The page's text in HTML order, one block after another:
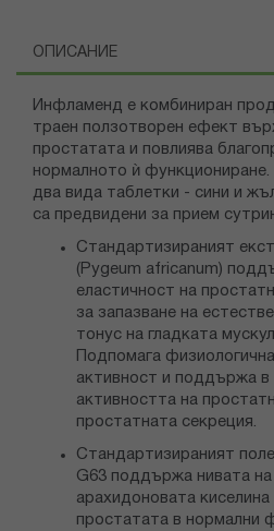
ОПИСАНИЕ
Инфламенд е комбиниран
траен ползотворен ефект
простатата и повлиява
нормалното ѝ
два вида таблетки - сини и
са предвидени за прием
Стандартизираният
(Pygeum africanum)
еластичност на
за запазване на
тонус на гладката
Подпомага
активност и поддържа в
активността на
простатната секреция.
Стандартизираният
G63 поддържа нивата на
арахидоновата
простатата в нормални